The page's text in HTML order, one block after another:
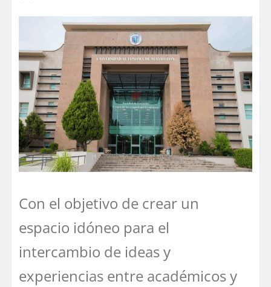
Con el objetivo de crear un
espacio idóneo para el
intercambio de ideas y
experiencias entre académicos y